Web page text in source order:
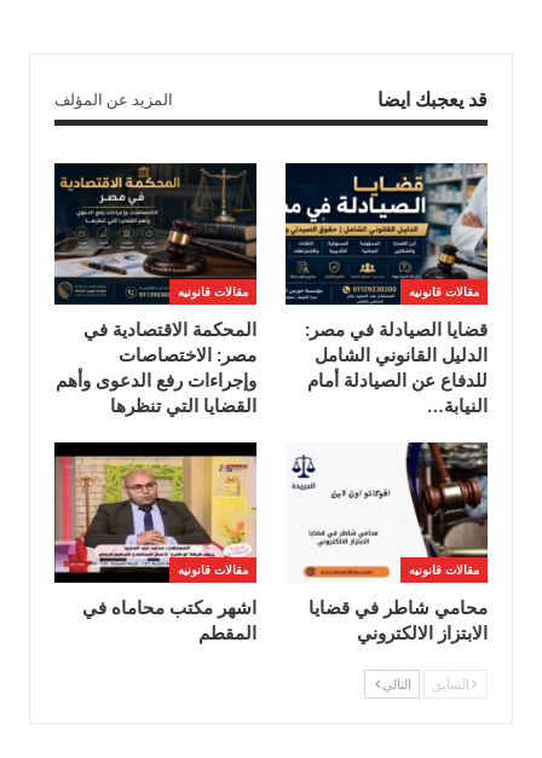
قد يعجبك ايضا المزيد عن المؤلف
مقالات قانونيه
قضايا الصيادلة في مصر:
الدليل القانوني الشامل
للدفاع عن الصيادلة أمام
النيابة…
مقالات قانونيه
المحكمة الاقتصادية في
مصر: الاختصاصات
وإجراءات رفع الدعوى وأهم
القضايا التي تنظرها
مقالات قانونيه
محامي شاطر في قضايا
الابتزاز الالكتروني
مقالات قانونيه
اشهر مكتب محاماه في
المقطم
السابق التالي